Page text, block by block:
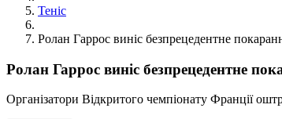
Теніс
Ролан Гаррос виніс безпрецедентне
Ролан Гаррос виніс безпрецедентне
Організатори Відкритого чемпіонату Франції